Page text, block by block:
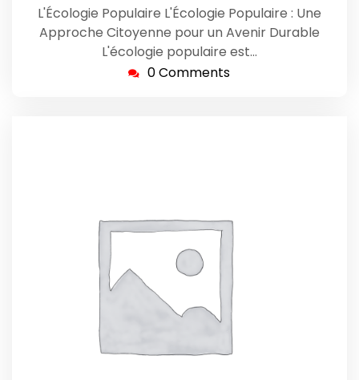
L'Écologie Populaire L'Écologie Populaire : Une
Approche Citoyenne pour un Avenir Durable
L'écologie populaire est…
0 Comments